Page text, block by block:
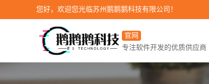
您好，欢迎您光临苏州鹅鹅鹅科技有限公司！
官网
专注软件开发的优质供应商